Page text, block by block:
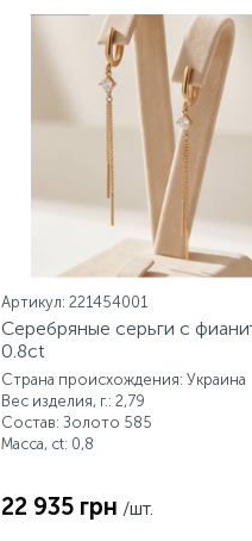
Артикул: 221454001
Серебряные серьги с
0.8ct
Страна происхождения: Украина
Вес изделия, г.: 2,79
Состав: Золото 585
Масса, ct: 0,8
22 935 грн /шт.